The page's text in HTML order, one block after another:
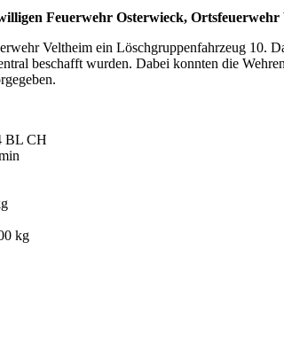
Feuerwehr Osterwieck, Ortsfeuerwehr
Veltheim ein Löschgruppenfahrzeug 10.
beschafft wurden. Dabei konnten die
BL CH
kg